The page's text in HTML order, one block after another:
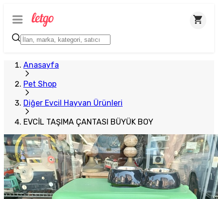
Anasayfa
Pet Shop
Diğer Evcil Hayvan Ürünleri
EVCİL TAŞIMA ÇANTASI BÜYÜK BOY